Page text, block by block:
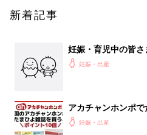
新着記事
妊娠・育児中の皆さ
妊娠・出産
アカチャンホンポ
妊娠・出産